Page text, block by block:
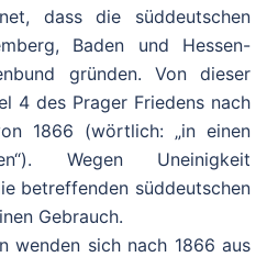
dass die süddeutschen
Baden und Hessen-
gründen. Von dieser
4 des Prager Friedens nach
1866 (wörtlich: „in einen
Wegen Uneinigkeit
betreffenden süddeutschen
Gebrauch.
wenden sich nach 1866 aus